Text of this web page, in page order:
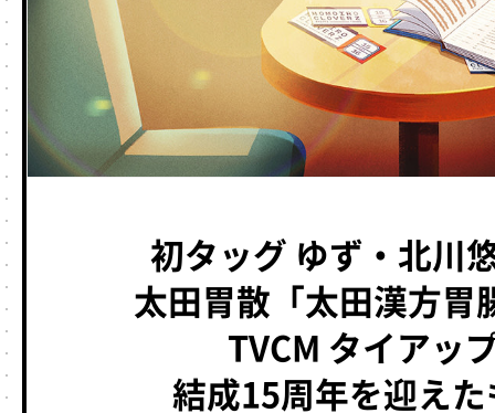
初タッグ ゆず・北川
太田胃散「太田漢方胃
TVCM タイアッ
結成15周年を迎え